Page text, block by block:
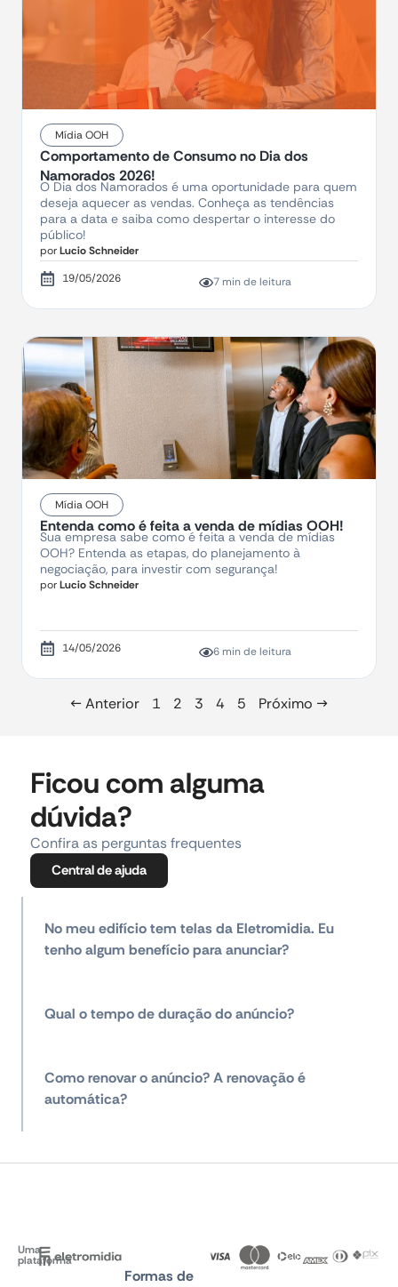
Mídia OOH
Comportamento de Consumo no Dia dos
Namorados 2026!
O Dia dos Namorados é uma oportunidade para quem
deseja aquecer as vendas. Conheça as tendências
para a data e saiba como despertar o interesse do
público!
porLucio Schneider
19/05/2026
7 min de leitura
Mídia OOH
Entenda como é feita a venda de mídias OOH!​
Sua empresa sabe como é feita a venda de mídias
OOH? Entenda as etapas, do planejamento à
negociação, para investir com segurança!
porLucio Schneider
14/05/2026 6 min de leitura
← Anterior 1 2 3 4 5 Próximo →
Ficou com alguma
dúvida?
Confira as perguntas frequentes
Central de ajuda
No meu edifício tem telas da Eletromidia. Eu
tenho algum benefício para anunciar?
Qual o tempo de duração do anúncio?
Como renovar o anúncio? A renovação é
automática?
Uma
plataforma
Formas de